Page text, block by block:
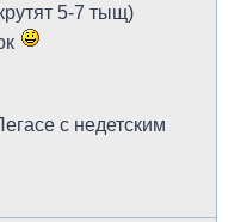
5-7 тыщ)
с недетским